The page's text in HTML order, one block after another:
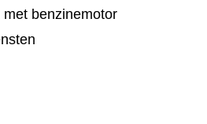
benzinemotor